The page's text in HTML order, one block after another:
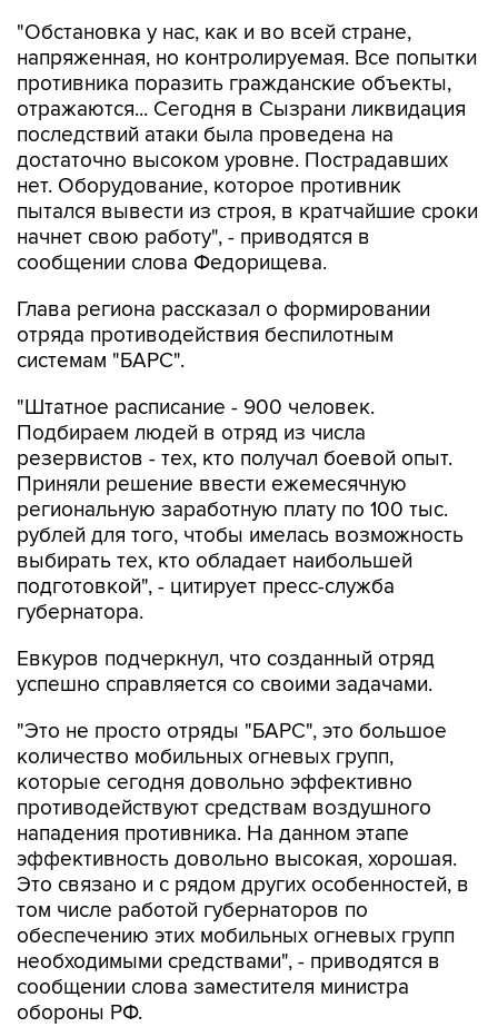
"Обстановка у нас, как и во всей стране,
напряженная, но контролируемая. Все попытки
противника поразить гражданские объекты,
отражаются... Сегодня в Сызрани ликвидация
последствий атаки была проведена на
достаточно высоком уровне. Пострадавших
нет. Оборудование, которое противник
пытался вывести из строя, в кратчайшие сроки
начнет свою работу", - приводятся в
сообщении слова Федорищева.
Глава региона рассказал о формировании
отряда противодействия беспилотным
системам "БАРС".
"Штатное расписание - 900 человек.
Подбираем людей в отряд из числа
резервистов - тех, кто получал боевой опыт.
Приняли решение ввести ежемесячную
региональную заработную плату по 100 тыс.
рублей для того, чтобы имелась возможность
выбирать тех, кто обладает наибольшей
подготовкой", - цитирует пресс-служба
губернатора.
Евкуров подчеркнул, что созданный отряд
успешно справляется со своими задачами.
"Это не просто отряды "БАРС", это большое
количество мобильных огневых групп,
которые сегодня довольно эффективно
противодействуют средствам воздушного
нападения противника. На данном этапе
эффективность довольно высокая, хорошая.
Это связано и с рядом других особенностей, в
том числе работой губернаторов по
обеспечению этих мобильных огневых групп
необходимыми средствами", - приводятся в
сообщении слова заместителя министра
обороны РФ.